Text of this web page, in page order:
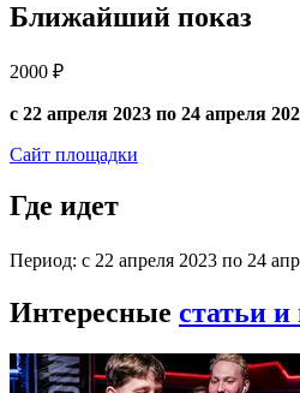
Ближайший показ
2000 ₽
с 22 апреля 2023 по 24 апреля
Сайт площадки
Где идет
Период: с 22 апреля 2023 по 24
Интересные статьи